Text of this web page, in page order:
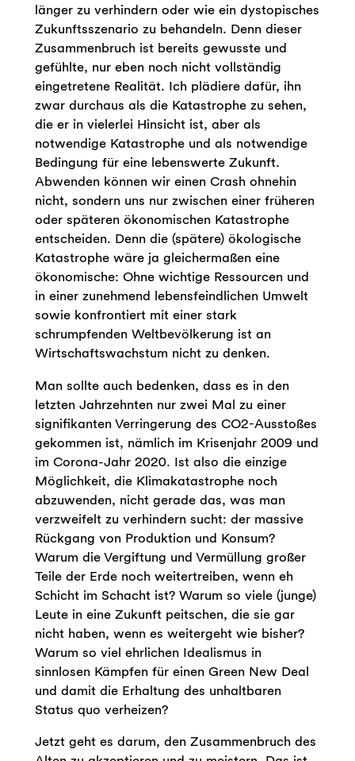
länger zu verhindern oder wie ein dystopisches
Zukunftsszenario zu behandeln. Denn dieser
Zusammenbruch ist bereits gewusste und
gefühlte, nur eben noch nicht vollständig
eingetretene Realität. Ich plädiere dafür, ihn
zwar durchaus als die Katastrophe zu sehen,
die er in vielerlei Hinsicht ist, aber als
notwendige Katastrophe und als notwendige
Bedingung für eine lebenswerte Zukunft.
Abwenden können wir einen Crash ohnehin
nicht, sondern uns nur zwischen einer früheren
oder späteren ökonomischen Katastrophe
entscheiden. Denn die (spätere) ökologische
Katastrophe wäre ja gleichermaßen eine
ökonomische: Ohne wichtige Ressourcen und
in einer zunehmend lebensfeindlichen Umwelt
sowie konfrontiert mit einer stark
schrumpfenden Weltbevölkerung ist an
Wirtschaftswachstum nicht zu denken.
Man sollte auch bedenken, dass es in den
letzten Jahrzehnten nur zwei Mal zu einer
signifikanten Verringerung des CO2-Ausstoßes
gekommen ist, nämlich im Krisenjahr 2009 und
im Corona-Jahr 2020. Ist also die einzige
Möglichkeit, die Klimakatastrophe noch
abzuwenden, nicht gerade das, was man
verzweifelt zu verhindern sucht: der massive
Rückgang von Produktion und Konsum?
Warum die Vergiftung und Vermüllung großer
Teile der Erde noch weitertreiben, wenn eh
Schicht im Schacht ist? Warum so viele (junge)
Leute in eine Zukunft peitschen, die sie gar
nicht haben, wenn es weitergeht wie bisher?
Warum so viel ehrlichen Idealismus in
sinnlosen Kämpfen für einen Green New Deal
und damit die Erhaltung des unhaltbaren
Status quo verheizen?
Jetzt geht es darum, den Zusammenbruch des